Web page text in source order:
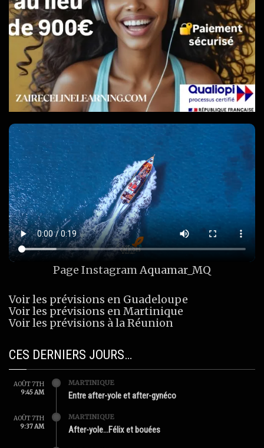
Page InstagramAquamar_MQ
Voir les prévisions en Guadeloupe
Voir les prévisions en Martinique
Voir les prévisions à la Réunion
CES DERNIERS JOURS…
AOÛT 7TH
9:45 AM
MARTINIQUE
Entre after-yole et after-gynéco
AOÛT 7TH
9:37 AM
MARTINIQUE
After-yole…Félix et bouées